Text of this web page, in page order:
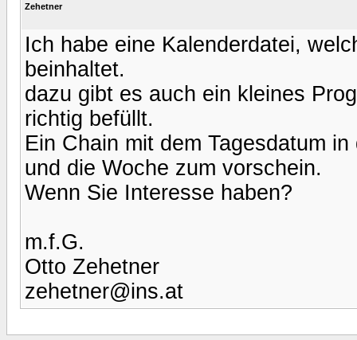
Zehetner
Ich habe eine Kalenderdatei,
beinhaltet.
dazu gibt es auch ein kleines
richtig befüllt.
Ein Chain mit dem Tagesdatum
und die Woche zum vorschein.
Wenn Sie Interesse haben?
m.f.G.
Otto Zehetner
zehetner@ins.at